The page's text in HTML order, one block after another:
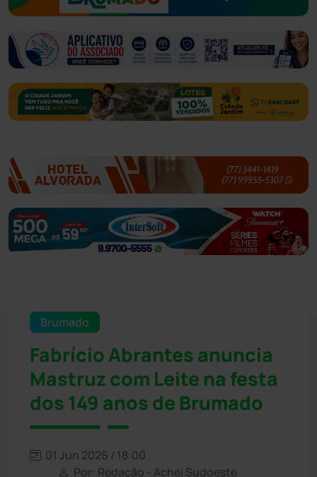
Brumado
Fabrício Abrantes anuncia
Mastruz com Leite na festa
dos 149 anos de Brumado
01 Jun 2026 / 18:00
Por: Redação - Achei Sudoeste